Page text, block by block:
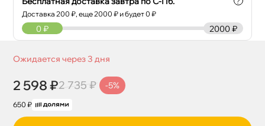
Доставка200 ₽, еще2000 ₽ и будет 0 ₽
2000 ₽
0 ₽
Ожидается через 3 дня
2 598 ₽2 735 ₽ -5%
650 ₽